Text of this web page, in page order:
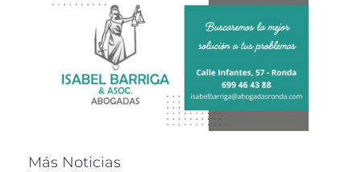
Más Noticias